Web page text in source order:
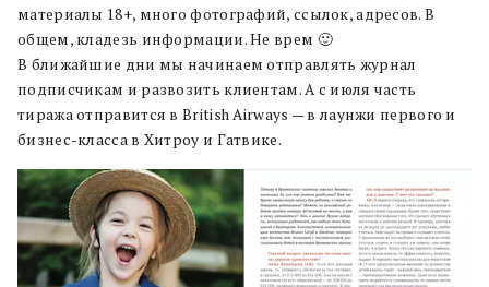
материалы 18+, много фотографий, ссылок, адресов. В
общем, кладезь информации. Не врем 🙂
В ближайшие дни мы начинаем отправлять журнал
подписчикам и развозить клиентам. А с июля часть
тиража отправится в British Airways — в лаунжи первого и
бизнес-класса в Хитроу и Гатвике.